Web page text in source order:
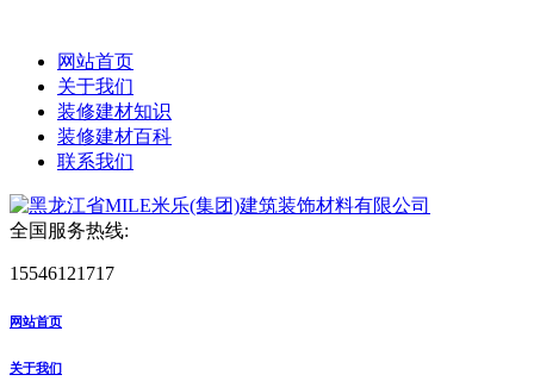
网站首页
关于我们
装修建材知识
装修建材百科
联系我们
全国服务热线:
15546121717
网站首页
关于我们